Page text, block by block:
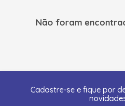
Não foram
Cadastre-se e fique por